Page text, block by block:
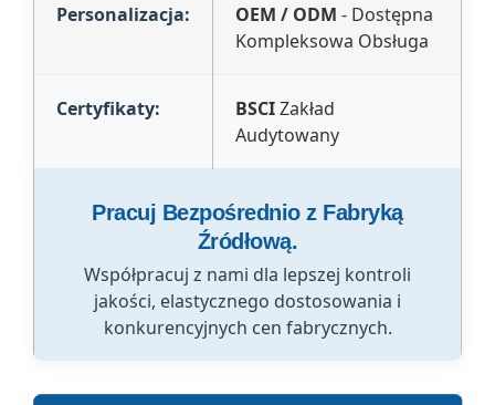
Personalizacja: OEM / ODM - Dostępna
Kompleksowa Obsługa
Certyfikaty: BSCIZakład
Audytowany
Pracuj Bezpośrednio z Fabryką
Źródłową.
Współpracuj z nami dla lepszej kontroli
jakości, elastycznego dostosowania i
konkurencyjnych cen fabrycznych.